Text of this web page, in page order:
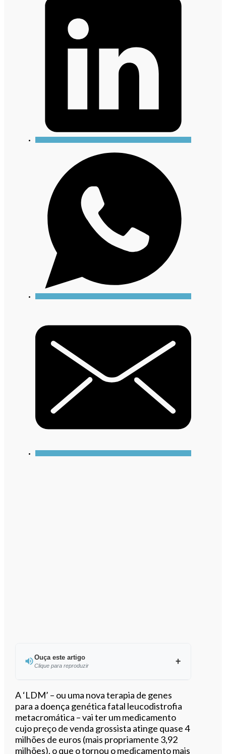
Ouça este artigo
Clique para reproduzir
Ouvir este artigo
A ‘LDM’ – ou uma nova terapia de genes
para a doença genética fatal leucodistrofia
metacromática – vai ter um medicamento
cujo preço de venda grossista atinge quase 4
milhões de euros (mais propriamente 3,92
milhões), o que o tornou o medicamento mais